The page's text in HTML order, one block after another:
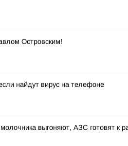
Островским!
найдут вирус на телефоне
выгоняют, АЗС готовят к